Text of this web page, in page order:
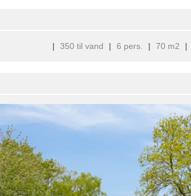
| 350 til vand | 6 pers. | 70 m2 |